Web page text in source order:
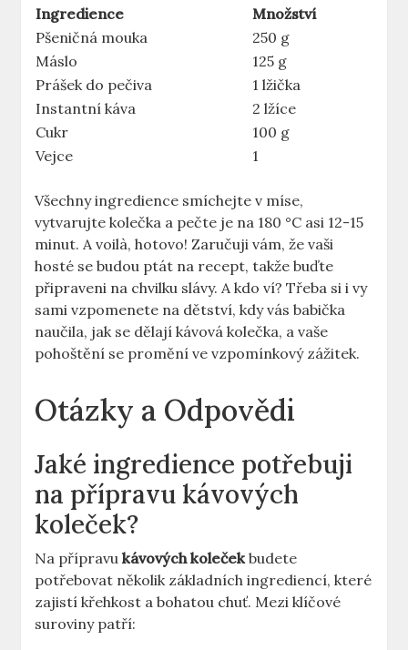
Ingredience
Množství
Pšeničná mouka
250 g
Máslo
125 g
Prášek do pečiva
1 lžička
Instantní káva
2 lžíce
Cukr
100 g
Vejce
1
Všechny ingredience smíchejte v míse,
vytvarujte kolečka a pečte je na 180 °C asi 12-15
minut. A voilà, hotovo! Zaručuji vám, že vaši
hosté se budou ptát na recept, takže buďte
připraveni na chvilku slávy. A kdo ví? Třeba si i vy
sami vzpomenete na dětství, kdy vás babička
naučila, jak se dělají kávová kolečka, a vaše
pohoštění se promění ve vzpomínkový zážitek.
Otázky a Odpovědi
Jaké ingredience potřebuji
na přípravu kávových
koleček?
Na přípravukávových kolečekbudete
potřebovat několik základních ingrediencí, které
zajistí křehkost a bohatou chuť. Mezi klíčové
suroviny patří: